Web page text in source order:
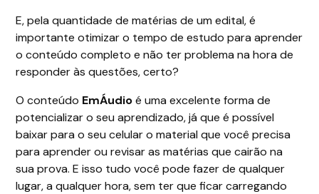
E, pela quantidade de matérias de um edital, é
importante otimizar o tempo de estudo para aprender
o conteúdo completo e não ter problema na hora de
responder às questões, certo?
O conteúdo EmÁudioé uma excelente forma de
potencializar o seu aprendizado, já que é possível
baixar para o seu celular o material que você precisa
para aprender ou revisar as matérias que cairão na
sua prova. E isso tudo você pode fazer de qualquer
lugar, a qualquer hora, sem ter que ficar carregando